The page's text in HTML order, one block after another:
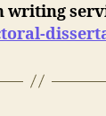
writing